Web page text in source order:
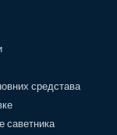
средстава
саветника